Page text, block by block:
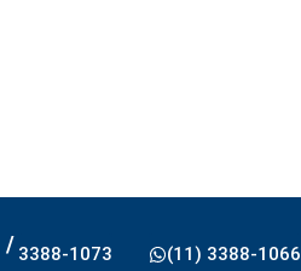
/ 3388-1073 (11) 3388-1066